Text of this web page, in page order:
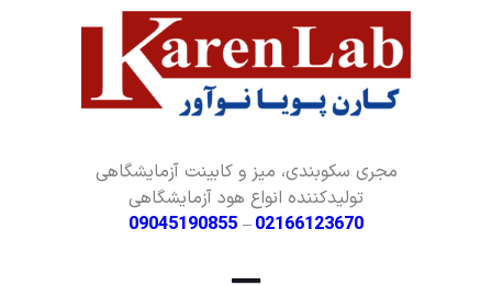
مجری سکوبندی، میز و کابینت آزمایشگاهی
تولیدکننده انواع هود آزمایشگاهی
02166123670
–
09045190855